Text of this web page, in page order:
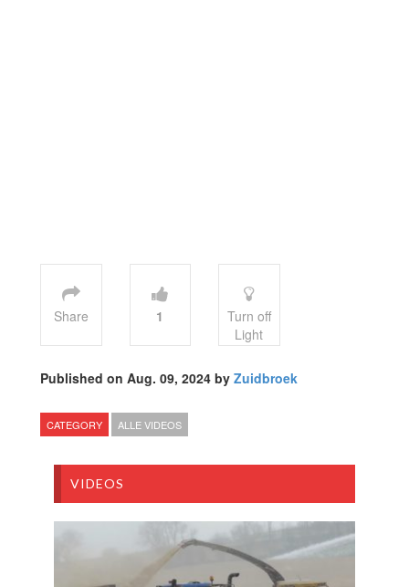
Share 1
Turn off
Light
Published on Aug. 09, 2024 by Zuidbroek
CATEGORY ALLE VIDEOS
VIDEOS